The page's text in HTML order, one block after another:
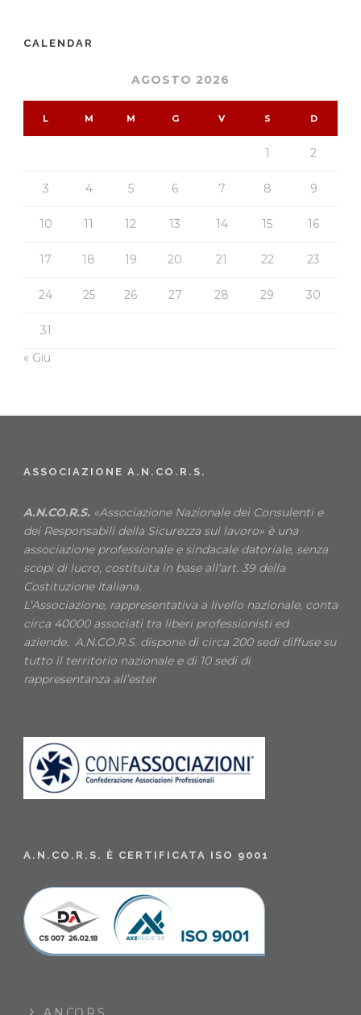
CALENDAR
AGOSTO 2026
L M M G V S D
1 2
3 4 5 6 7 8 9
10 11 12 13 14 15 16
17 18 19 20 21 22 23
24 25 26 27 28 29 30
31
« Giu
ASSOCIAZIONE A.N.CO.R.S.
A.N.CO.R.S. «Associazione Nazionale dei Consulenti e
dei Responsabili della Sicurezza sul lavoro» è una
associazione professionale e sindacale datoriale, senza
scopi di lucro, costituita in base all’art. 39 della
Costituzione Italiana.
L’Associazione, rappresentativa a livello nazionale, conta
circa 40000 associati tra liberi professionisti ed
aziende. A.N.CO.R.S. dispone di circa 200 sedi diffuse su
tutto il territorio nazionale e di 10 sedi di
rappresentanza all’ester
A.N.CO.R.S. È CERTIFICATA ISO 9001